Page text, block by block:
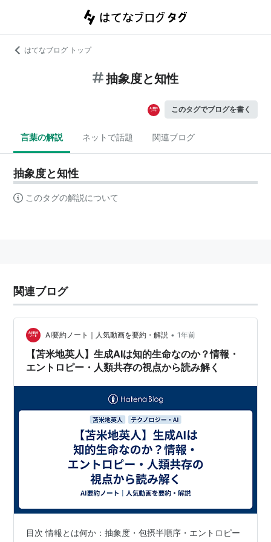
はてなブログ トップ
抽象度と知性
このタグでブログを書く
言葉の解説 ネットで話題 関連ブログ
抽象度と知性
このタグの解説について
関連ブログ
AI要約ノート｜人気動画を要約・解説 • 1年前
【苫米地英人】生成AIは知的生命なのか？情報・
エントロピー・人類共存の視点から読み解く
目次 情報とは何か：抽象度・包摂半順序・エントロピー